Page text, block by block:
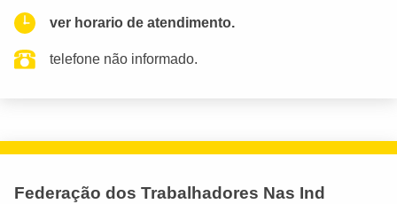
ver horario de atendimento.
telefone não informado.
Federação dos Trabalhadores Nas Ind